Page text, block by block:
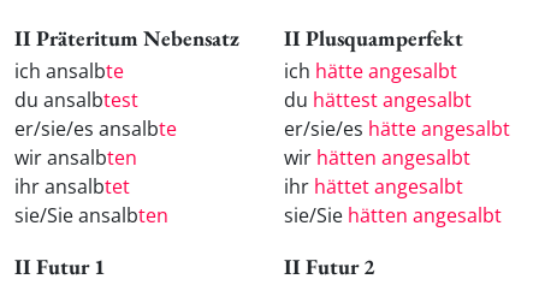
II Präteritum Nebensatz
ich ansalbte
du ansalbtest
er/sie/es ansalbte
wir ansalbten
ihr ansalbtet
sie/Sie ansalbten
II Plusquamperfekt
ich hätte angesalbt
du hättest angesalbt
er/sie/es hätte angesalbt
wir hätten angesalbt
ihr hättet angesalbt
sie/Sie hätten angesalbt
II Futur 1 II Futur 2